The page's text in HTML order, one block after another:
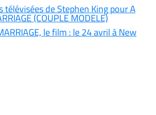
télévisées de Stephen King pour A
(COUPLE MODELE)
le film : le 24 avril à New